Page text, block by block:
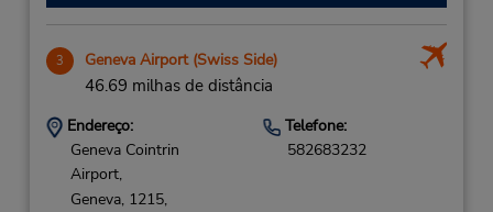
3 Geneva Airport (Swiss Side)
46.69 milhas de distância
Endereço:
Geneva Cointrin
Airport,
Geneva, 1215,
Telefone:
582683232